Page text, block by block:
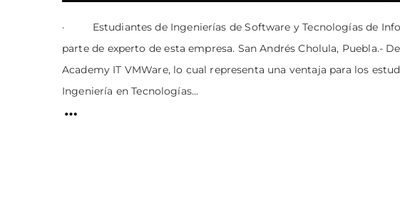
· Estudiantes de Ingenierías de Software y Tecnologías de
parte de experto de esta empresa. San Andrés Cholula, Puebla.-
Academy IT VMWare, lo cual representa una ventaja para los
Ingeniería en Tecnologías...